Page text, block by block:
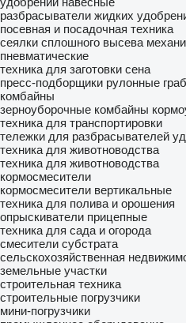
разбрасыватели жидких
посевная и посадочная техника
сеялки сплошного высева
пневматические
техника для заготовки сена
пресс-подборщики рулонные
комбайны
зерноуборочные комбайны
техника для транспортировки
тележки для разбрасывателей
техника для животноводства
техника для животноводства
кормосмесители
кормосмесители вертикальные
техника для полива и орошения
опрыскиватели прицепные
техника для сада и огорода
смесители субстрата
сельскохозяйственная
земельные участки
строительная техника
строительные погрузчики
мини-погрузчики